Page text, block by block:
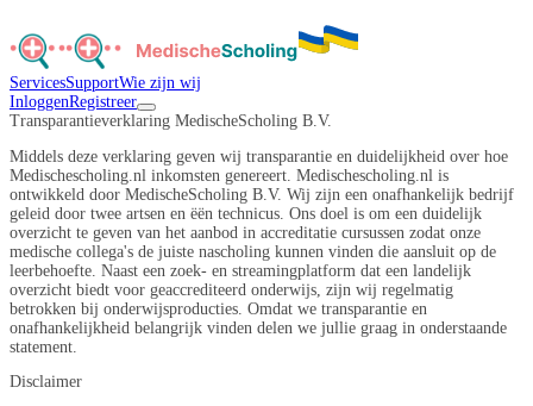
ServicesSupportWie zijn wij
InloggenRegistreer
Transparantieverklaring MedischeScholing B.V.
Middels deze verklaring geven wij transparantie en duidelijkheid over hoe
Medischescholing.nl inkomsten genereert. Medischescholing.nl is
ontwikkeld door MedischeScholing B.V. Wij zijn een onafhankelijk bedrijf
geleid door twee artsen en ëën technicus. Ons doel is om een duidelijk
overzicht te geven van het aanbod in accreditatie cursussen zodat onze
medische collega's de juiste nascholing kunnen vinden die aansluit op de
leerbehoefte. Naast een zoek- en streamingplatform dat een landelijk
overzicht biedt voor geaccrediteerd onderwijs, zijn wij regelmatig
betrokken bij onderwijsproducties. Omdat we transparantie en
onafhankelijkheid belangrijk vinden delen we jullie graag in onderstaande
statement.
Disclaimer